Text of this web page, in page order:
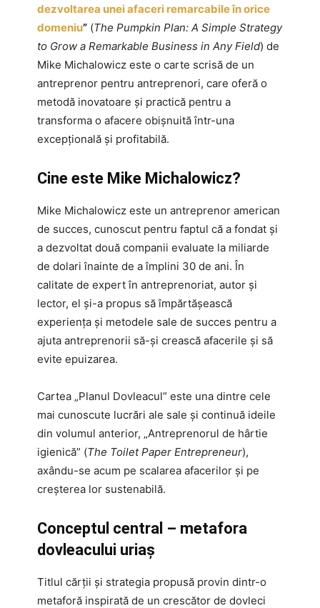
dezvoltarea unei afaceri remarcabile în orice
domeniu” (The Pumpkin Plan: A Simple Strategy
to Grow a Remarkable Business in Any Field) de
Mike Michalowicz este o carte scrisă de un
antreprenor pentru antreprenori, care oferă o
metodă inovatoare și practică pentru a
transforma o afacere obișnuită într-una
excepțională și profitabilă.
Cine este Mike Michalowicz?
Mike Michalowicz este un antreprenor american
de succes, cunoscut pentru faptul că a fondat și
a dezvoltat două companii evaluate la miliarde
de dolari înainte de a împlini 30 de ani. În
calitate de expert în antreprenoriat, autor și
lector, el și-a propus să împărtășească
experiența și metodele sale de succes pentru a
ajuta antreprenorii să-și crească afacerile și să
evite epuizarea.
Cartea „Planul Dovleacul” este una dintre cele
mai cunoscute lucrări ale sale și continuă ideile
din volumul anterior, „Antreprenorul de hârtie
igienică” (The Toilet Paper Entrepreneur),
axându-se acum pe scalarea afacerilor și pe
creșterea lor sustenabilă.
Conceptul central – metafora
dovleacului uriaș
Titlul cărții și strategia propusă provin dintr-o
metaforă inspirată de un crescător de dovleci